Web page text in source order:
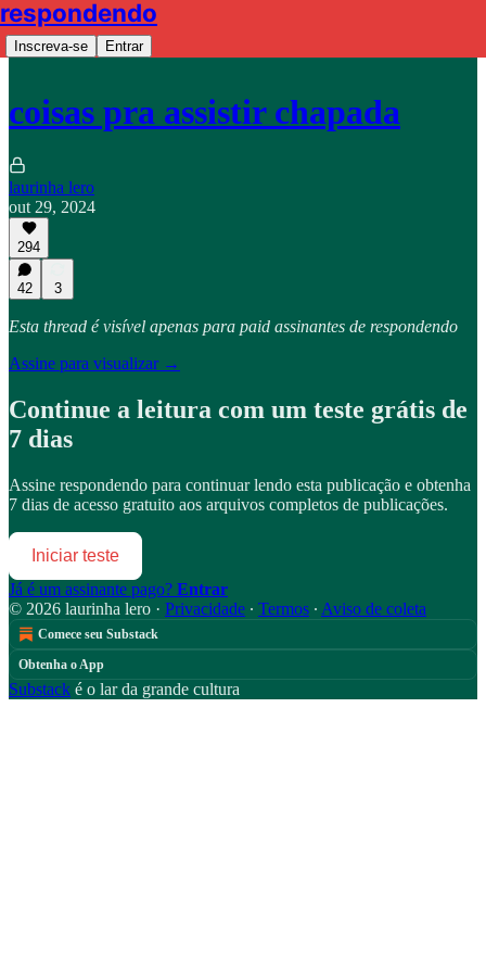
respondendo
Inscreva-se Entrar
coisas pra assistir chapada
laurinha lero
out 29, 2024
294
42 3
Esta thread é visível apenas para paid assinantes de respondendo
Assine para visualizar →
Continue a leitura com um teste grátis de
7 dias
Assine respondendo para continuar lendo esta publicação e obtenha
7 dias de acesso gratuito aos arquivos completos de publicações.
Iniciar teste
Já é um assinante pago? Entrar
© 2026 laurinha lero · Privacidade ∙ Termos ∙ Aviso de coleta
Comece seu Substack
Obtenha o App
Substack é o lar da grande cultura